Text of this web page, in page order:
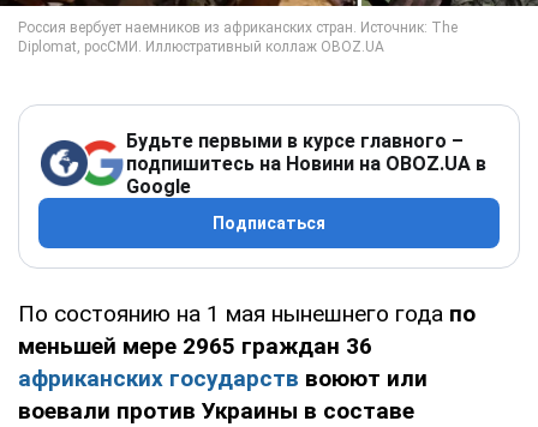
Будьте первыми в курсе главного –
подпишитесь на Новини на OBOZ.UA в
Google
Подписаться
По состоянию на 1 мая нынешнего года по
меньшей мере 2965 граждан 36
африканских государств воюют или
воевали против Украины в составе